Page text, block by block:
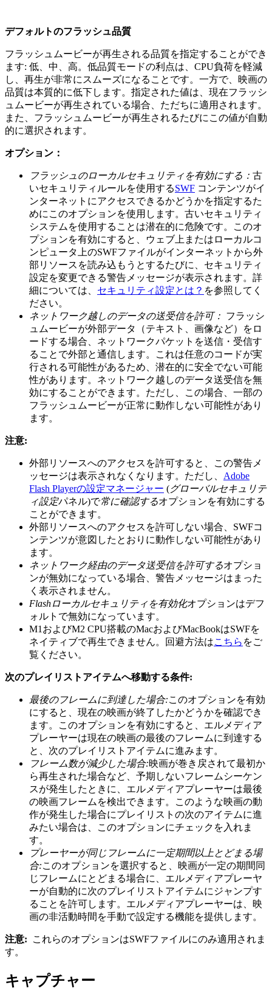
デフォルトのフラッシュ品質
フラッシュムービーが再生される品質を指定することができ
ます: 低、中、高。低品質モードの利点は、CPU負荷を軽減
し、再生が非常にスムーズになることです。一方で、映画の
品質は本質的に低下します。指定された値は、現在フラッシ
ュムービーが再生されている場合、ただちに適用されます。
また、フラッシュムービーが再生されるたびにこの値が自動
的に選択されます。
オプション：
フラッシュのローカルセキュリティを有効にする： 古
いセキュリティルールを使用するSWF コンテンツがイ
ンターネットにアクセスできるかどうかを指定するた
めにこのオプションを使用します。古いセキュリティ
システムを使用することは潜在的に危険です。このオ
プションを有効にすると、ウェブ上またはローカルコ
ンピュータ上のSWFファイルがインターネットから外
部リソースを読み込もうとするたびに、セキュリティ
設定を変更できる警告メッセージが表示されます。詳
細については、 セキュリティ設定とは？ を参照してく
ださい。
ネットワーク越しのデータの送受信を許可： フラッシ
ュムービーが外部データ（テキスト、画像など）をロ
ードする場合、ネットワークパケットを送信・受信す
ることで外部と通信します。これは任意のコードが実
行される可能性があるため、潜在的に安全でない可能
性があります。ネットワーク越しのデータ送受信を無
効にすることができます。ただし、この場合、一部の
フラッシュムービーが正常に動作しない可能性があり
ます。
注意:
外部リソースへのアクセスを許可すると、この警告メ
ッセージは表示されなくなります。ただし、 Adobe
Flash Playerの設定マネージャー (グローバルセキュリテ
ィ設定パネル)で常に確認するオプションを有効にする
ことができます。
外部リソースへのアクセスを許可しない場合、SWFコ
ンテンツが意図したとおりに動作しない可能性があり
ます。
ネットワーク経由のデータ送受信を許可するオプショ
ンが無効になっている場合、警告メッセージはまった
く表示されません。
Flashローカルセキュリティを有効化オプションはデフ
ォルトで無効になっています。
M1およびM2 CPU搭載のMacおよびMacBookはSWFを
ネイティブで再生できません。回避方法はこちら をご
覧ください。
次のプレイリストアイテムへ移動する条件:
最後のフレームに到達した場合:このオプションを有効
にすると、現在の映画が終了したかどうかを確認でき
ます。このオプションを有効にすると、エルメディア
プレーヤーは現在の映画の最後のフレームに到達する
と、次のプレイリストアイテムに進みます。
フレーム数が減少した場合:映画が巻き戻されて最初か
ら再生された場合など、予期しないフレームシーケン
スが発生したときに、エルメディアプレーヤーは最後
の映画フレームを検出できます。このような映画の動
作が発生した場合にプレイリストの次のアイテムに進
みたい場合は、このオプションにチェックを入れま
す。
プレーヤーが同じフレームに一定期間以上とどまる場
合:このオプションを選択すると、映画が一定の期間同
じフレームにとどまる場合に、エルメディアプレーヤ
ーが自動的に次のプレイリストアイテムにジャンプす
ることを許可します。エルメディアプレーヤーは、映
画の非活動時間を手動で設定する機能を提供します。
注意: これらのオプションはSWFファイルにのみ適用されま
す。
キャプチャー